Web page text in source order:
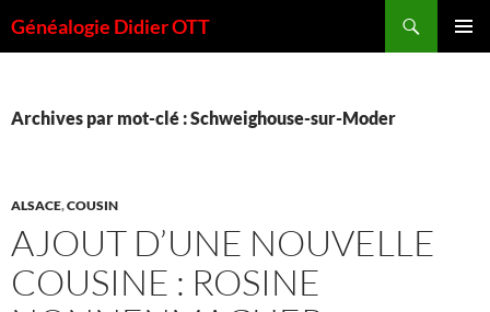
auGénéalogie Didier OTT
Archives par mot-clé : Schweighouse-sur-Moder
ALSACE,COUSIN
AJOUT D’UNE NOUVELLE
COUSINE : ROSINE